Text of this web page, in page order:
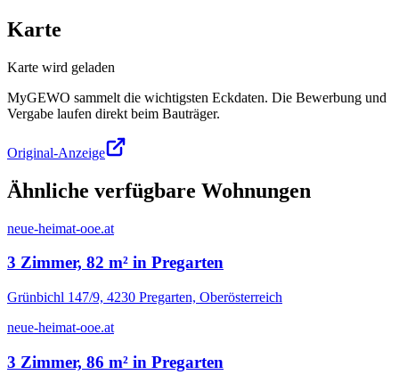
Karte
Karte wird geladen
MyGEWO sammelt die wichtigsten Eckdaten. Die Bewerbung und
Vergabe laufen direkt beim Bauträger.
Original-Anzeige
Ähnliche verfügbare Wohnungen
neue-heimat-ooe.at
3 Zimmer, 82 m² in Pregarten
Grünbichl 147/9, 4230 Pregarten, Oberösterreich
neue-heimat-ooe.at
3 Zimmer, 86 m² in Pregarten